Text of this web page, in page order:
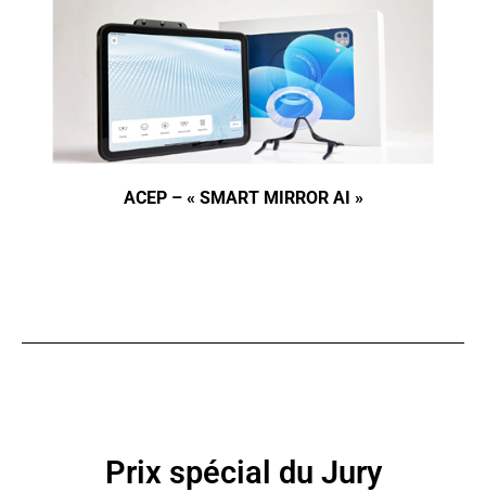
ACEP – « SMART MIRROR AI »
Prix spécial du Jury